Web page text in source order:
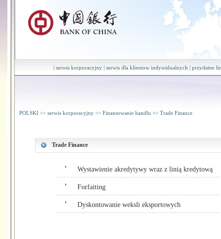
| serwis korporacyjny | serwis dla klientow indywidualnych | przydatne
POLSKI >> serwis korporacyjny >> Finansowanie handlu >> Trade Finance
Trade Finance
Wystawienie akredytywy wraz z linią kredytową
Forfaiting
Dyskontowanie weksli eksportowych